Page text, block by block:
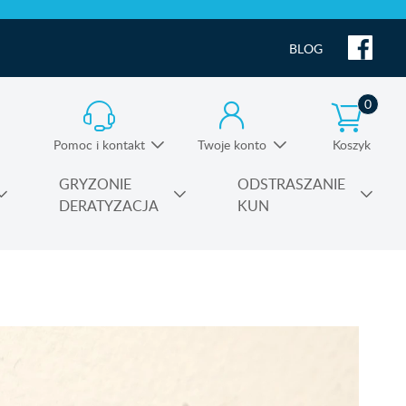
BLOG
Pomoc i kontakt Twoje konto Koszyk
0
GRYZONIE
DERATYZACJA
ODSTRASZANIE
KUN